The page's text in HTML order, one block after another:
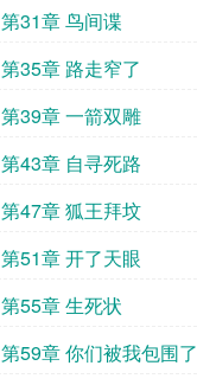
第31章 鸟间谍
第35章 路走窄了
第39章 一箭双雕
第43章 自寻死路
第47章 狐王拜坟
第51章 开了天眼
第55章 生死状
第59章 你们被我包围了